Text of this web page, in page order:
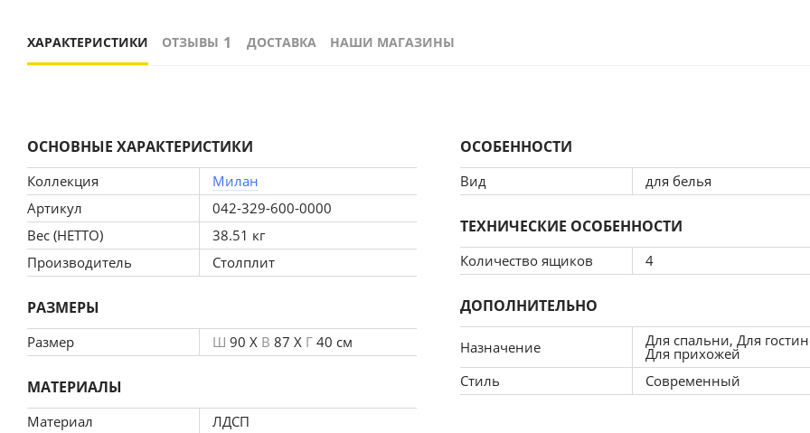
ХАРАКТЕРИСТИКИ ОТЗЫВЫ 1 ДОСТАВКА НАШИ МАГАЗИНЫ
ОСНОВНЫЕ ХАРАКТЕРИСТИКИ
Коллекция
Милан
Артикул
042-329-600-0000
Вес (НЕТТО)
38.51 кг
Производитель
Столплит
РАЗМЕРЫ
Размер Ш 90 X В 87 X Г 40 см
МАТЕРИАЛЫ
Материал ЛДСП
ОСОБЕННОСТИ
Вид для белья
ТЕХНИЧЕСКИЕ ОСОБЕННОСТИ
Количество ящиков 4
ДОПОЛНИТЕЛЬНО
Назначение Для спальни, Для
Для прихожей
Стиль
Современный